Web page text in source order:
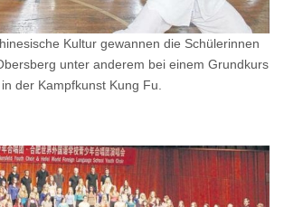
Kultur gewannen die Schülerinnen
unter anderem bei einem Grundkurs
in der Kampfkunst Kung Fu.